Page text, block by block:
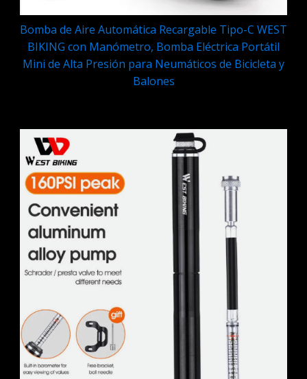
Bomba de Aire Automática Recargable Tipo-C WEST
BIKING con Manómetro, Bomba Eléctrica Portátil
Mini de Alta Presión para Neumáticos de Bicicleta y
Balones